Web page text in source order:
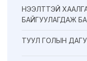
НЭЭЛТТЭЙ
БАЙГУУЛАГДАЖ
ТУУЛ ГОЛЫН